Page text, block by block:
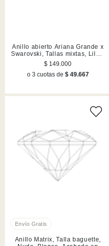
Anillo abierto Ariana Grande x
Swarovski, Tallas mixtas, Lilas,
Acabado en rodio
$ 149.000
o 3 cuotas de $ 49.667
Anillo Matrix, Talla baguette,